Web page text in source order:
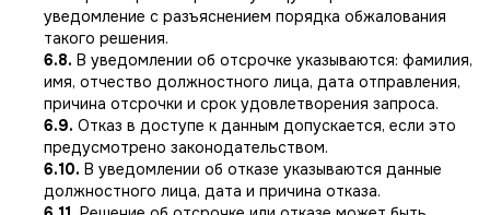
уведомление с разъяснением порядка обжалования
такого решения.
6.8. В уведомлении об отсрочке указываются: фамилия,
имя, отчество должностного лица, дата отправления,
причина отсрочки и срок удовлетворения запроса.
6.9. Отказ в доступе к данным допускается, если это
предусмотрено законодательством.
6.10. В уведомлении об отказе указываются данные
должностного лица, дата и причина отказа.